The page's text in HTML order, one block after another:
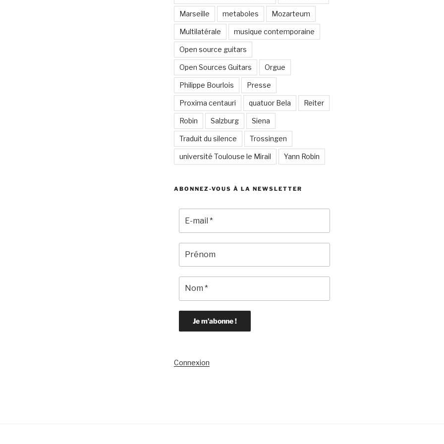
Marseille metaboles Mozarteum
Multilatérale musique contemporaine
Open source guitars
Open Sources Guitars Orgue
Philippe Bourlois Presse
Proxima centauri quatuor Bela Reiter
Robin Salzburg Siena
Traduit du silence Trossingen
université Toulouse le Mirail Yann Robin
ABONNEZ-VOUS À LA NEWSLETTER
Connexion